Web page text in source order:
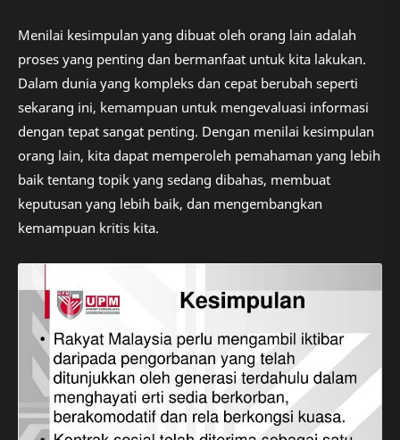
Menilai kesimpulan yang dibuat oleh orang lain adalah
proses yang penting dan bermanfaat untuk kita lakukan.
Dalam dunia yang kompleks dan cepat berubah seperti
sekarang ini, kemampuan untuk mengevaluasi informasi
dengan tepat sangat penting. Dengan menilai kesimpulan
orang lain, kita dapat memperoleh pemahaman yang lebih
baik tentang topik yang sedang dibahas, membuat
keputusan yang lebih baik, dan mengembangkan
kemampuan kritis kita.